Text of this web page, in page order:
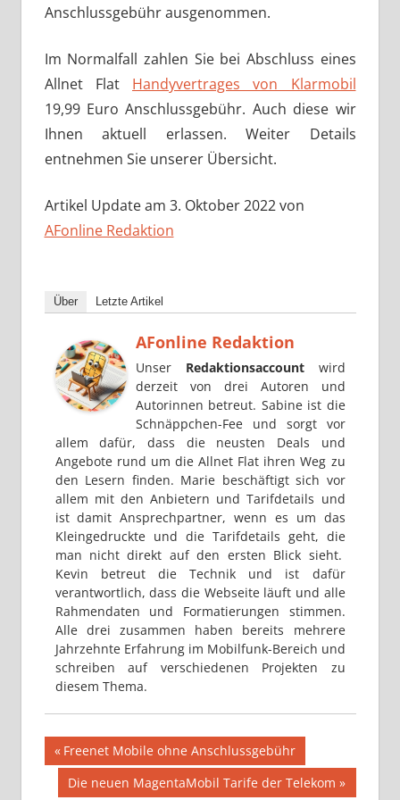
Anschlussgebühr ausgenommen.
Im Normalfall zahlen Sie bei Abschluss eines
Allnet Flat Handyvertrages von Klarmobil
19,99 Euro Anschlussgebühr. Auch diese wir
Ihnen aktuell erlassen. Weiter Details
entnehmen Sie unserer Übersicht.
Artikel Update am 3. Oktober 2022 von
AFonline Redaktion
Über Letzte Artikel
AFonline Redaktion
Unser Redaktionsaccountwird
derzeit von drei Autoren und
Autorinnen betreut. Sabine ist die
Schnäppchen-Fee und sorgt vor
allem dafür, dass die neusten Deals und
Angebote rund um die Allnet Flat ihren Weg zu
den Lesern finden. Marie beschäftigt sich vor
allem mit den Anbietern und Tarifdetails und
ist damit Ansprechpartner, wenn es um das
Kleingedruckte und die Tarifdetails geht, die
man nicht direkt auf den ersten Blick sieht.
Kevin betreut die Technik und ist dafür
verantwortlich, dass die Webseite läuft und alle
Rahmendaten und Formatierungen stimmen.
Alle drei zusammen haben bereits mehrere
Jahrzehnte Erfahrung im Mobilfunk-Bereich und
schreiben auf verschiedenen Projekten zu
diesem Thema.
Beitragsnavigation
Vorheriger
Beitrag:
Freenet Mobile ohne Anschlussgebühr
Nächster
Die neuen MagentaMobil Tarife der Telekom